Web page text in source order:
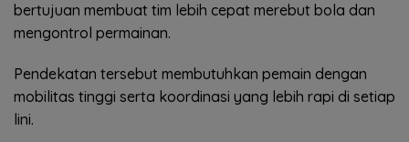
bertujuan membuat tim lebih cepat merebut bola dan
mengontrol permainan.
Pendekatan tersebut membutuhkan pemain dengan
mobilitas tinggi serta koordinasi yang lebih rapi di setiap
lini.